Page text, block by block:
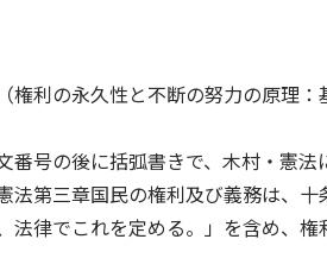
利の永久性と不断の努力の原理：
文番号の後に括弧書きで、木村・憲
法第三章国民の権利及び義務は、
法律でこれを定める。」を含め、